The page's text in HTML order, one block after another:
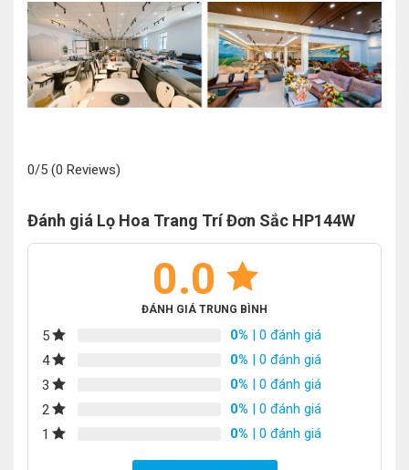
0/5 (0 Reviews)
Đánh giá Lọ Hoa Trang Trí Đơn Sắc HP144W
0.0
ĐÁNH GIÁ TRUNG BÌNH
5 0% | 0 đánh giá
4
0% | 0 đánh giá
3
0% | 0 đánh giá
2
0% | 0 đánh giá
1
0% | 0 đánh giá